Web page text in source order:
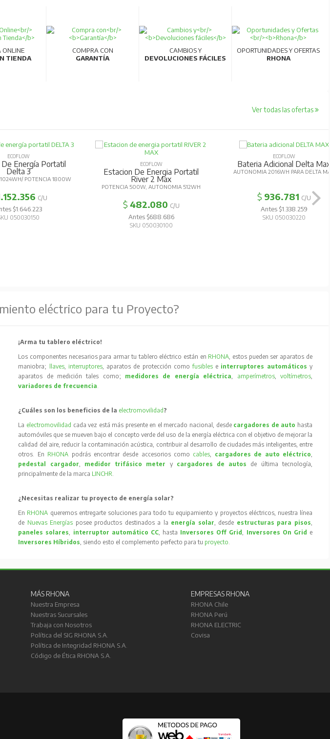
ONLINE
TIENDA
COMPRA CON
GARANTÍA
CAMBIOS Y
DEVOLUCIONES FÁCILES
OPORTUNIDADES Y OFERTAS
RHONA
Ver todas las ofertas
ECOFLOW
Energía Portatil
Delta 3
POTENCIA 1800W
C/U
$1.646.223
050030150
ECOFLOW
Estacion De Energia Portatil
River 2 Max
POTENCIA 500W, AUTONOMIA 512WH
$ 482.080 C/U
Antes $688.686
SKU 050030100
ECOFLOW
Bateria Adicional Delta
AUTONOMIA 2016WH PARA DELTA
$ 936.781 C/U
Antes $1.338.259
SKU 050030220
eléctrico para tu Proyecto?
¡Arma tu tablero eléctrico!
Los componentes necesarios para armar tu tablero eléctrico están en RHONA, estos pueden ser aparatos de
maniobra;
llaves, interruptores, aparatos de protección comofusibles e interruptores automáticos y
aparatos de medición tales como; medidores de energía eléctrica, amperímetros, voltímetros,
variadores de frecuencia.
¿Cuáles son los beneficios de la electromovilidad ?
La electromovilidad cada vez está más presente en el mercado nacional, desde cargadores de auto hasta
automóviles que se mueven bajo el concepto verde del uso de la energía eléctrica con el objetivo de mejorar la
calidad del aire, reducir la contaminación acústica, contribuir al desarrollo de ciudades más inteligentes, entre
otros. En RHONA podrás encontrar desde accesorios como cables, cargadores de auto eléctrico,
pedestal cargador, medidor trifásico meter y cargadores de autos
de última tecnología,
principalmente de la marca LINCHR.
¿Necesitas realizar tu proyecto de energía solar?
En RHONA queremos entregarte soluciones para todo tu equipamiento y proyectos eléctricos, nuestra línea
de Nuevas Energías posee productos destinados a la energía solar, desde estructuras para pisos,
paneles solares, interruptor automático CC, hasta Inversores Off Grid, Inversores On Grid e
Inversores Híbridos, siendo esto el complemento perfecto para tu proyecto.
MÁS RHONA
Nuestra Empresa
Nuestras Sucursales
Trabaja con Nosotros
Política del SIG RHONA S.A.
Política de Integridad RHONA S.A.
Código de Ética RHONA S.A.
EMPRESAS RHONA
RHONA Chile
RHONA Perú
RHONA ELECTRIC
Covisa